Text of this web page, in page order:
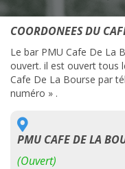
COORDONEES DU
Le bar PMU Cafe De La
ouvert. il est ouvert tous
Cafe De La Bourse par
numéro » .
PMU CAFE DE LA
(Ouvert)